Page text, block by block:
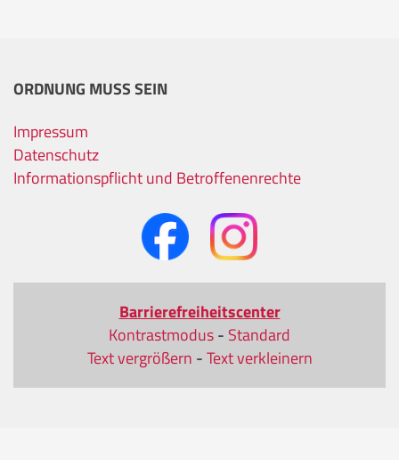
ORDNUNG MUSS SEIN
Impressum
Datenschutz
Informationspflicht und Betroffenenrechte
Barrierefreiheitscenter
Kontrastmodus- Standard
Text vergrößern -Text verkleinern